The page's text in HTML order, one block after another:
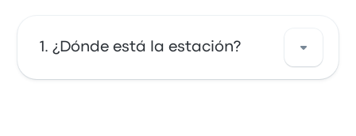
¿Dónde está la estación?